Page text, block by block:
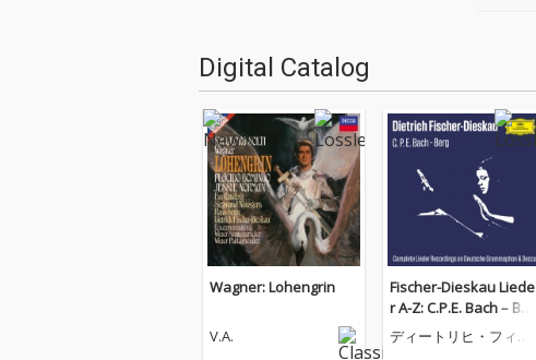
Digital Catalog
Wagner: Lohengrin
V.A.
Fischer-Dieskau Liede
r A-Z: C.P.E. Bach – Ber
g (Complete Lieder Re
cordings on DG & Dec
ディートリヒ・フィッ